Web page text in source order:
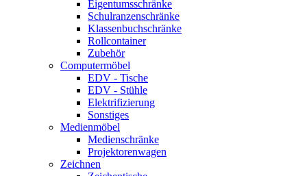
Eigentumsschränke
Schulranzenschränke
Klassenbuchschränke
Rollcontainer
Zubehör
Computermöbel
EDV - Tische
EDV - Stühle
Elektrifizierung
Sonstiges
Medienmöbel
Medienschränke
Projektorenwagen
Zeichnen